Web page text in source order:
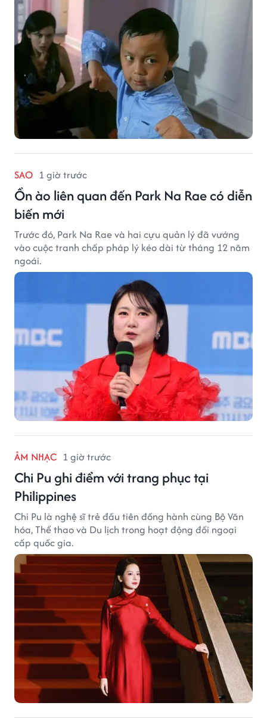
SAO 1 giờ trước
Ồn ào liên quan đến Park Na Rae có diễn
biến mới
Trước đó, Park Na Rae và hai cựu quản lý đã vướng
vào cuộc tranh chấp pháp lý kéo dài từ tháng 12 năm
ngoái.
ÂM NHẠC 1 giờ trước
Chi Pu ghi điểm với trang phục tại
Philippines
Chi Pu là nghệ sĩ trẻ đầu tiên đồng hành cùng Bộ Văn
hóa, Thể thao và Du lịch trong hoạt động đối ngoại
cấp quốc gia.